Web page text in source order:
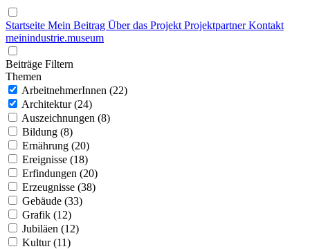
Startseite Mein Beitrag Über das Projekt ProjektpartnerKontakt
meinindustrie.museum
Beiträge Filtern
Themen
ArbeitnehmerInnen (22)
Architektur (24)
Auszeichnungen (8)
Bildung (8)
Ernährung (20)
Ereignisse (18)
Erfindungen (20)
Erzeugnisse (38)
Gebäude (33)
Grafik (12)
Jubiläen (12)
Kultur (11)